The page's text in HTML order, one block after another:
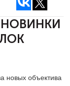
новых объектива